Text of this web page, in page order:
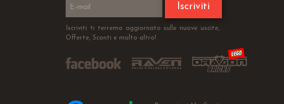
Iscriviti
Iscriviti ti terremo aggiornato sulle nuove uscite,
Offerte, Sconti e molto altro!